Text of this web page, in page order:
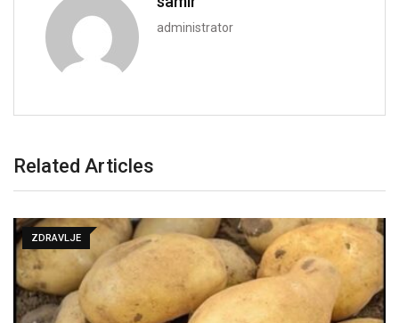
administrator
Related Articles
ZDRAVLJE